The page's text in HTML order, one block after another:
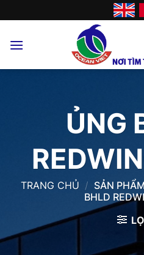
to
ỦNG
TRANG CHỦ / SẢN
BHLD